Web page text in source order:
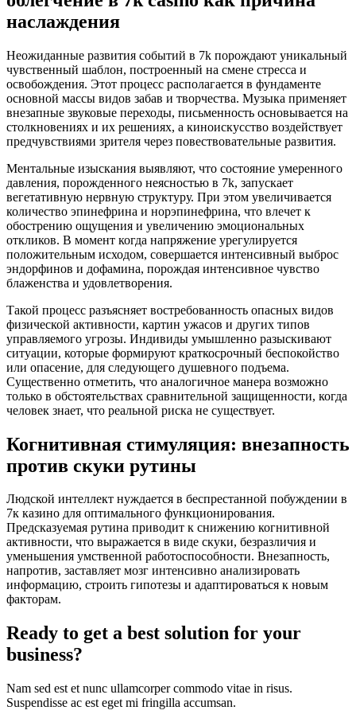
наслаждения
Неожиданные развития событий в 7k порождают уникальный
чувственный шаблон, построенный на смене стресса и
освобождения. Этот процесс располагается в фундаменте
основной массы видов забав и творчества. Музыка применяет
внезапные звуковые переходы, письменность основывается на
столкновениях и их решениях, а киноискусство воздействует
предчувствиями зрителя через повествовательные развития.
Ментальные изыскания выявляют, что состояние умеренного
давления, порожденного неясностью в 7k, запускает
вегетативную нервную структуру. При этом увеличивается
количество эпинефрина и норэпинефрина, что влечет к
обострению ощущения и увеличению эмоциональных
откликов. В момент когда напряжение урегулируется
положительным исходом, совершается интенсивный выброс
эндорфинов и дофамина, порождая интенсивное чувство
блаженства и удовлетворения.
Такой процесс разъясняет востребованность опасных видов
физической активности, картин ужасов и других типов
управляемого угрозы. Индивиды умышленно разыскивают
ситуации, которые формируют краткосрочный беспокойство
или опасение, для следующего душевного подъема.
Существенно отметить, что аналогичное манера возможно
только в обстоятельствах сравнительной защищенности, когда
человек знает, что реальной риска не существует.
Когнитивная стимуляция: внезапность
против скуки рутины
Людской интеллект нуждается в беспрестанной побуждении в
7к казино для оптимального функционирования.
Предсказуемая рутина приводит к снижению когнитивной
активности, что выражается в виде скуки, безразличия и
уменьшения умственной работоспособности. Внезапность,
напротив, заставляет мозг интенсивно анализировать
информацию, строить гипотезы и адаптироваться к новым
факторам.
Ready to get a best solution for your
business?
Nam sed est et nunc ullamcorper commodo vitae in risus.
Suspendisse ac est eget mi fringilla accumsan.